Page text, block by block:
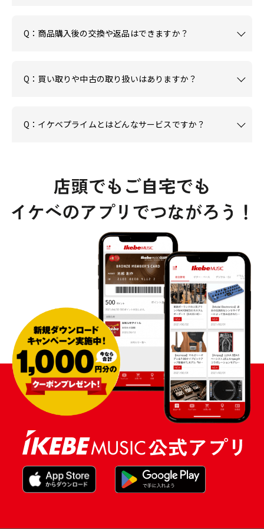
Q：商品購入後の交換や返品はできますか？
Q：買い取りや中古の取り扱いはありますか？
Q：イケベプライムとはどんなサービスですか？